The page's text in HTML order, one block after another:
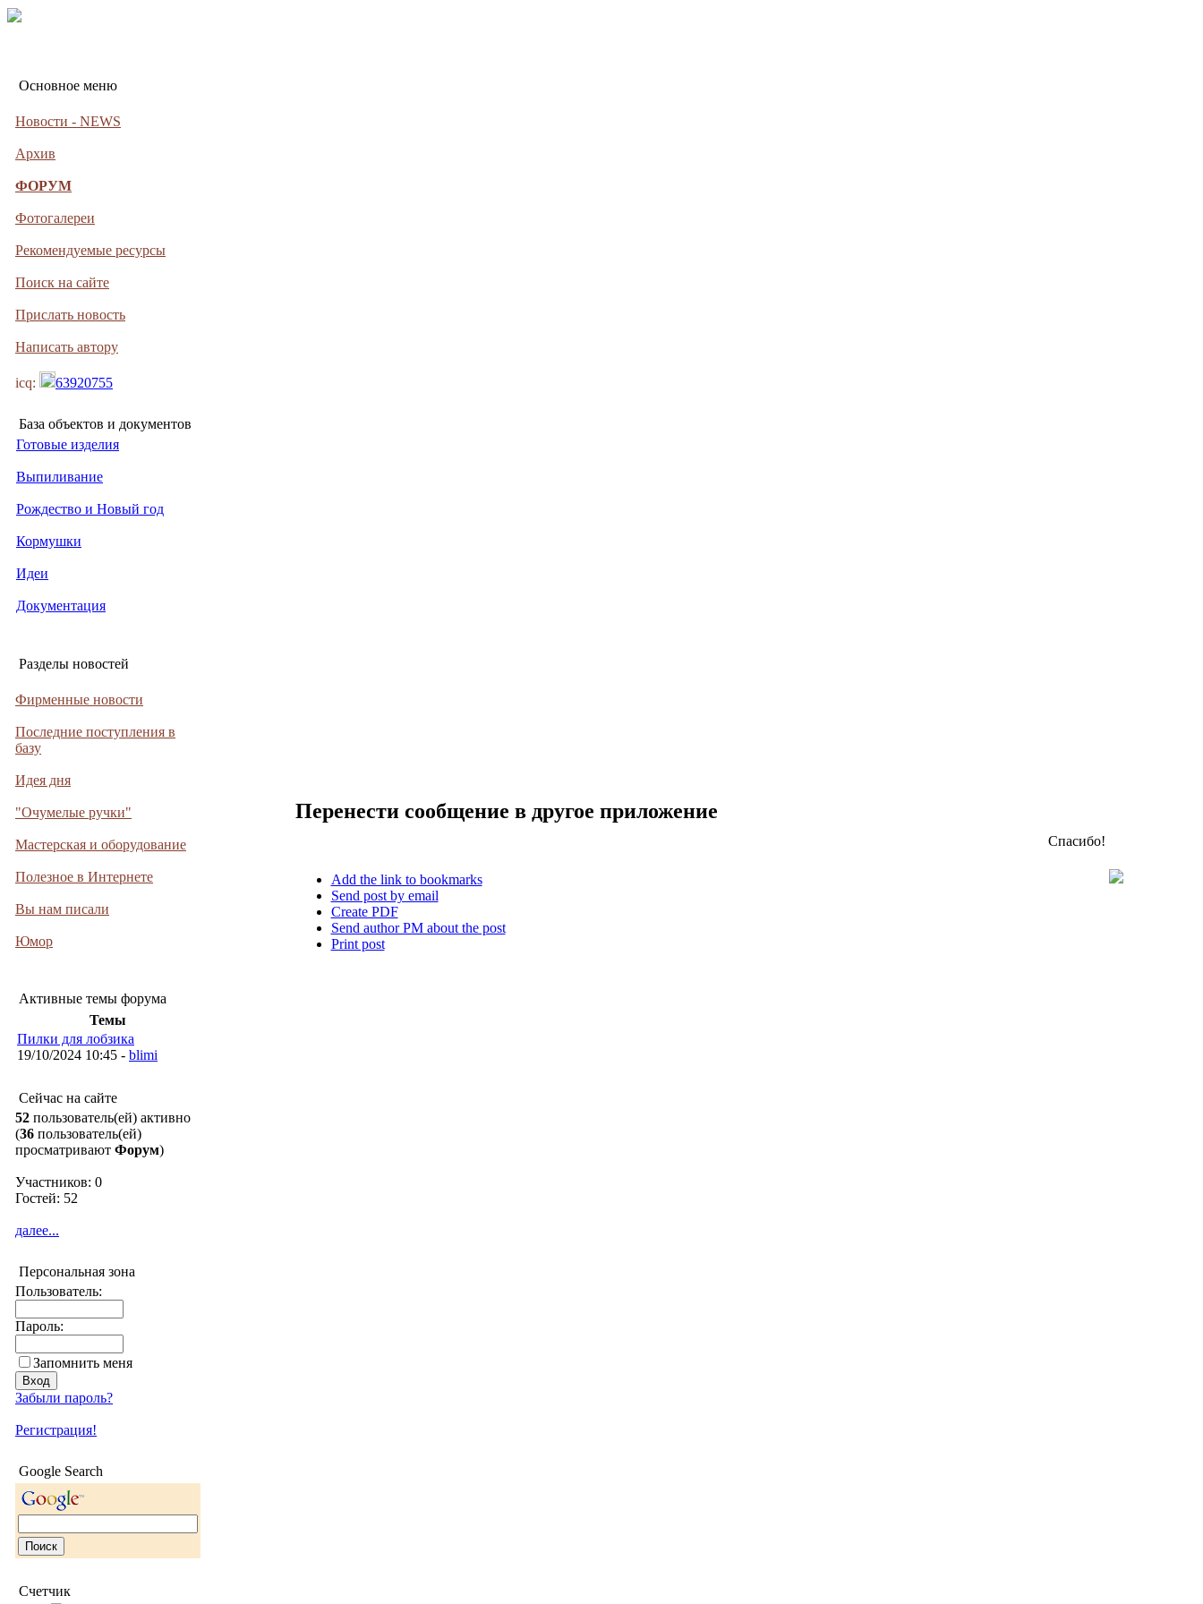
Основное меню
Новости - NEWS
Архив
ФОРУМ
Фотогалереи
Рекомендуемые ресурсы
Поиск на сайте
Прислать новость
Написать автору
icq: 63920755
База объектов и документов
Готовые изделия
Выпиливание
Рождество и Новый год
Кормушки
Идеи
Документация
Разделы новостей
Фирменные новости
Последние поступления в
базу
Идея дня
"Очумелые ручки"
Мастерская и оборудование
Полезное в Интернете
Вы нам писали
Юмор
Активные темы форума
Темы
Пилки для лобзика
19/10/2024 10:45 - blimi
Сейчас на сайте
52 пользователь(ей) активно
(36 пользователь(ей)
просматривают Форум)
Участников: 0
Гостей: 52
далее...
Персональная зона
Пользователь:
Пароль:
Запомнить меня
Забыли пароль?
Регистрация!
Google Search
Счетчик
Перенести сообщение в другое приложение
Add the link to bookmarks
Send post by email
Create PDF
Send author PM about the post
Print post
Спасибо!